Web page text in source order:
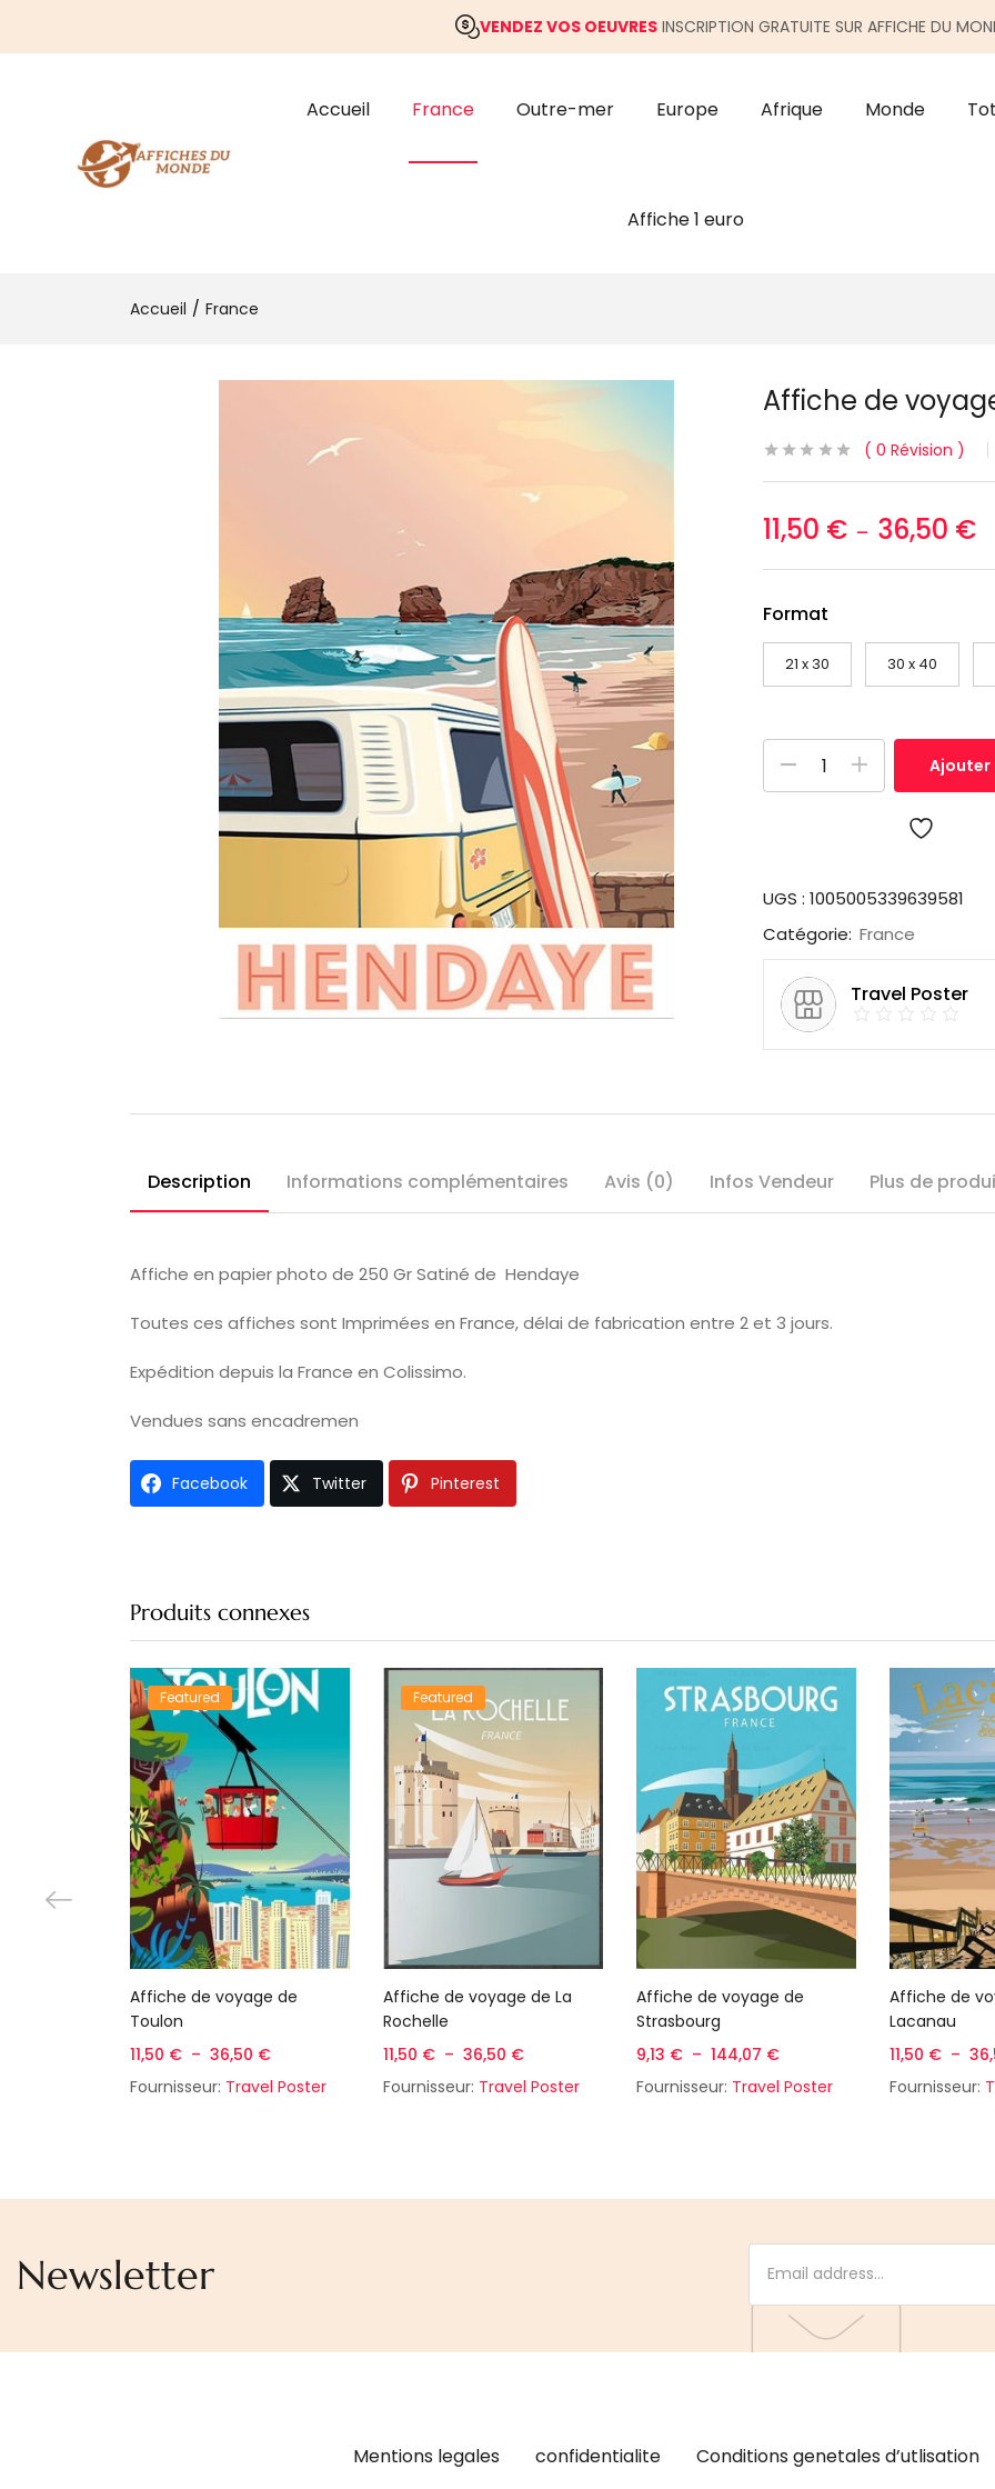
VENDEZ VOS OEUVRESINSCRIPTION GRATUITE SUR AFFICHE DU
Accueil France Outre-mer Europe Afrique Monde
Affiche 1 euro
Accueil France
Affiche de
0 Révision
11,50 € – 36,50 €
Format
21 x 30 30 x 40
Ajouter
UGS : 1005005339639581
Catégorie: France
Travel Poster
Description Informations complémentaires Avis (0) Infos Vendeur Plus de
Affiche en papier photo de 250 Gr Satiné de Hendaye
Toutes ces affiches sont Imprimées en France, délai de fabrication entre 2 et 3 jours.
Expédition depuis la France en Colissimo.
Vendues sans encadremen
Facebook Twitter Pinterest
Produits connexes
Choix des options
Featured
Affiche de voyage de
Toulon
11,50 € – 36,50 €
Fournisseur: Travel Poster
Choix des options
Featured
Affiche de voyage de La
Rochelle
11,50 € – 36,50 €
Fournisseur: Travel Poster
Choix des options
Affiche de voyage de
Strasbourg
9,13 € – 144,07 €
Fournisseur: Travel Poster
Choix
Affiche de
Lacanau
11,50 € –
Fournisseur:
Newsletter
Mentions legales confidentialite Conditions genetales d’utlisation